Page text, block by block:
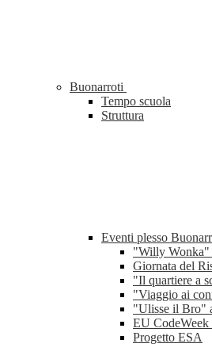
Buonarroti
Tempo scuola
Struttura
Eventi plesso
"Willy Wonka"
Giornata del
"Il quartiere a
"Viaggio ai
"Ulisse il Bro"
EU CodeWeek
Progetto ESA